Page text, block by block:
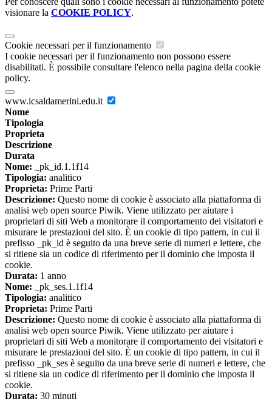
visionare la COOKIE POLICY.
Cookie necessari per il funzionamento
I cookie necessari per il funzionamento non possono essere
disabilitati. È possibile consultare l'elenco nella pagina della cookie
policy.
www.icsaldamerini.edu.it
Nome
Tipologia
Proprieta
Descrizione
Durata
Nome: _pk_id.1.1f14
Tipologia: analitico
Proprieta: Prime Parti
Descrizione: Questo nome di cookie è associato alla piattaforma di
analisi web open source Piwik. Viene utilizzato per aiutare i
proprietari di siti Web a monitorare il comportamento dei visitatori e
misurare le prestazioni del sito. È un cookie di tipo pattern, in cui il
prefisso _pk_id è seguito da una breve serie di numeri e lettere, che
si ritiene sia un codice di riferimento per il dominio che imposta il
cookie.
Durata: 1 anno
Nome: _pk_ses.1.1f14
Tipologia: analitico
Proprieta: Prime Parti
Descrizione: Questo nome di cookie è associato alla piattaforma di
analisi web open source Piwik. Viene utilizzato per aiutare i
proprietari di siti Web a monitorare il comportamento dei visitatori e
misurare le prestazioni del sito. È un cookie di tipo pattern, in cui il
prefisso _pk_ses è seguito da una breve serie di numeri e lettere, che
si ritiene sia un codice di riferimento per il dominio che imposta il
cookie.
Durata: 30 minuti